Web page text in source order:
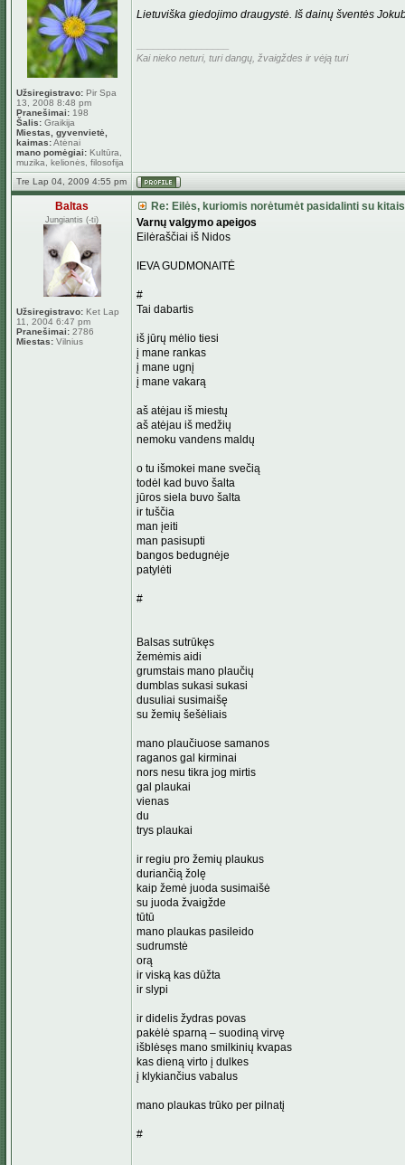
Užsiregistravo: Pir Spa
13, 2008 8:48 pm
Pranešimai: 198
Šalis: Graikija
Miestas, gyvenvietė,
kaimas:Atėnai
mano pomėgiai: Kultūra,
muzika, kelionės, filosofija
Lietuviška giedojimo draugystė. Iš dainų šventės
Kai nieko neturi, turi dangų, žvaigždes ir vėją turi
Tre Lap 04, 2009 4:55 pm
Baltas
Jungiantis (-ti)
Užsiregistravo: Ket Lap
11, 2004 6:47 pm
Pranešimai: 2786
Miestas: Vilnius
Re: Eilės, kuriomis norėtumėt pasidalinti su kitais
Varnų valgymo apeigos
Eilėraščiai iš Nidos
IEVA GUDMONAITĖ
#
Tai dabartis
iš jūrų mėlio tiesi
į mane rankas
į mane ugnį
į mane vakarą
aš atėjau iš miestų
aš atėjau iš medžių
nemoku vandens maldų
o tu išmokei mane svečią
todėl kad buvo šalta
jūros siela buvo šalta
ir tuščia
man įeiti
man pasisupti
bangos bedugnėje
patylėti
#
Balsas sutrūkęs
žemėmis aidi
grumstais mano plaučių
dumblas sukasi sukasi
dusuliai susimaišę
su žemių šešėliais
mano plaučiuose samanos
raganos gal kirminai
nors nesu tikra jog mirtis
gal plaukai
vienas
du
trys plaukai
ir regiu pro žemių plaukus
duriančią žolę
kaip žemė juoda susimaišė
su juoda žvaigžde
tūtū
mano plaukas pasileido
sudrumstė
orą
ir viską kas dūžta
ir slypi
ir didelis žydras povas
pakėlė sparną – suodiną virvę
išblėsęs mano smilkinių kvapas
kas dieną virto į dulkes
į klykiančius vabalus
mano plaukas trūko per pilnatį
#